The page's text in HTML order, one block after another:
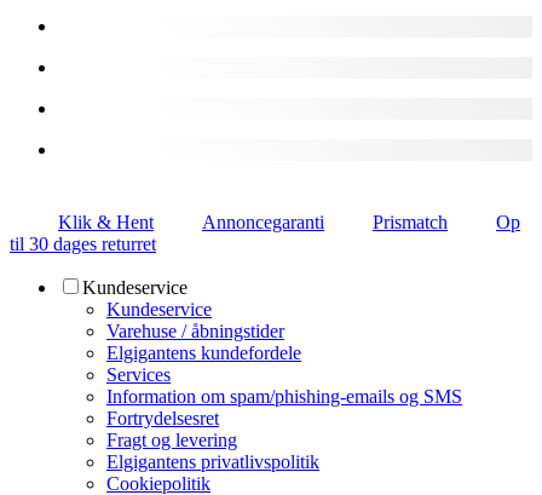
Klik & Hent Annoncegaranti Prismatch
Op
til 30 dages returret
Kundeservice
Kundeservice
Varehuse / åbningstider
Elgigantens kundefordele
Services
Information om spam/phishing-emails og SMS
Fortrydelsesret
Fragt og levering
Elgigantens privatlivspolitik
Cookiepolitik